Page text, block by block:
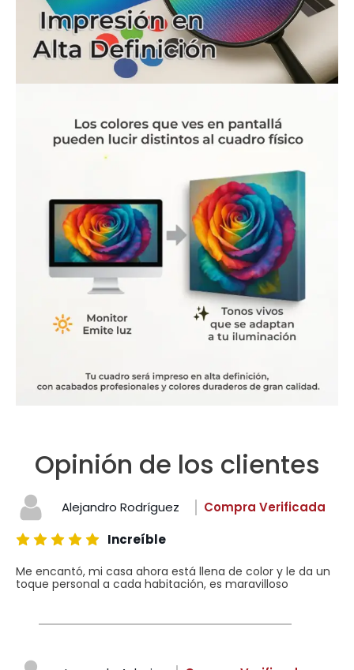
Opinión de los clientes
Alejandro Rodríguez
Compra Verificada
Increíble
Me encantó, mi casa ahora está llena de color y le da un
toque personal a cada habitación, es maravilloso